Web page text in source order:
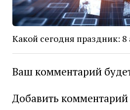
Какой сегодня праздник: 8
Ваш комментарий
Добавить комментарий